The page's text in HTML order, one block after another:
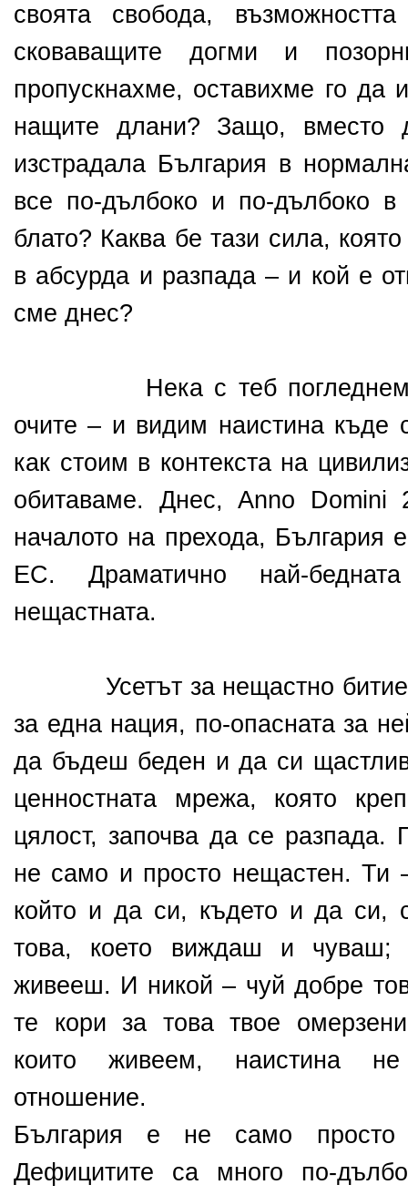
своята свобода,
сковаващите догми и
пропускнахме, оставихме го да
нащите длани? Защо, вместо
изстрадала България в
все по-дълбоко и по-дълбоко в
блато? Каква бе тази сила,
в абсурда и разпада – и кой е
сме днес?
Нека с теб погледнем
очите – и видим наистина къде
как стоим в контекста на
обитаваме. Днес,Anno Domini
началото на прехода, България
ЕС. Драматично най-
нещастната.
Усетът за нещастно битие
за една нация, по-опасната за
да бъдеш беден и да си
ценностната мрежа, която
цялост, започва да се
не само и просто нещастен. Ти
който и да си, където и да си,
това, което виждаш и чуваш;
живееш. И никой – чуй добре
те кори за това твое
които живеем, наистина не
отношение.
България е не само
Дефицитите са много по-